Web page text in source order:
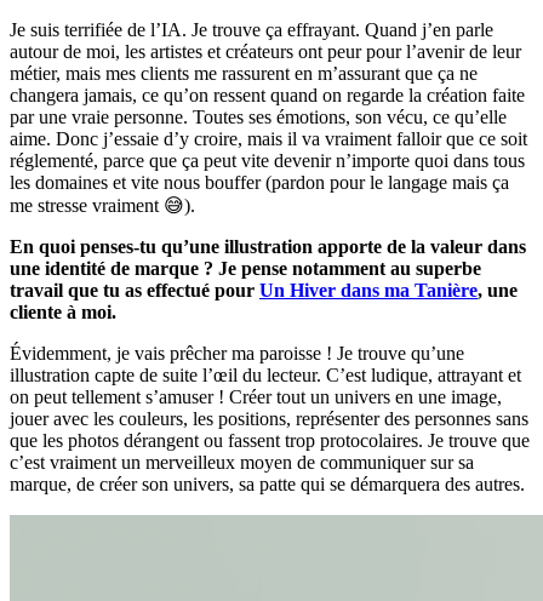
Je suis terrifiée de l’IA. Je trouve ça effrayant. Quand j’en parle
autour de moi, les artistes et créateurs ont peur pour l’avenir de leur
métier, mais mes clients me rassurent en m’assurant que ça ne
changera jamais, ce qu’on ressent quand on regarde la création faite
par une vraie personne. Toutes ses émotions, son vécu, ce qu’elle
aime. Donc j’essaie d’y croire, mais il va vraiment falloir que ce soit
réglementé, parce que ça peut vite devenir n’importe quoi dans tous
les domaines et vite nous bouffer (pardon pour le langage mais ça
me stresse vraiment 😅).
En quoi penses-tu qu’une illustration apporte de la valeur dans
une identité de marque ? Je pense notamment au superbe
travail que tu as effectué pour Un Hiver dans ma Tanière, une
cliente à moi.
Évidemment, je vais prêcher ma paroisse ! Je trouve qu’une
illustration capte de suite l’œil du lecteur. C’est ludique, attrayant et
on peut tellement s’amuser ! Créer tout un univers en une image,
jouer avec les couleurs, les positions, représenter des personnes sans
que les photos dérangent ou fassent trop protocolaires. Je trouve que
c’est vraiment un merveilleux moyen de communiquer sur sa
marque, de créer son univers, sa patte qui se démarquera des autres.